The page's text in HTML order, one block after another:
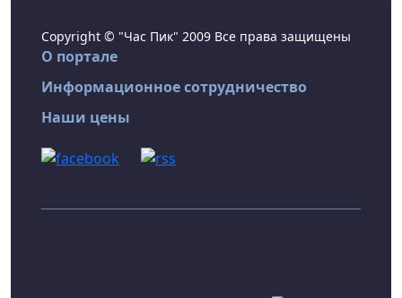
Copyright © "Час Пик" 2009 Все права защищены
О портале
Информационное сотрудничество
Наши цены